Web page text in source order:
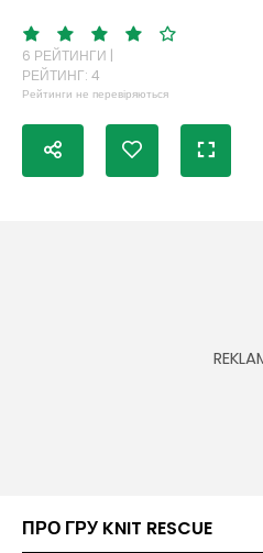
6 РЕЙТИНГИ |
РЕЙТИНГ: 4
Рейтинги не перевіряються
ПРО ГРУ KNIT RESCUE